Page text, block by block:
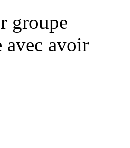
groupe
avec avoir